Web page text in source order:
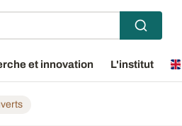
et innovation L'institut